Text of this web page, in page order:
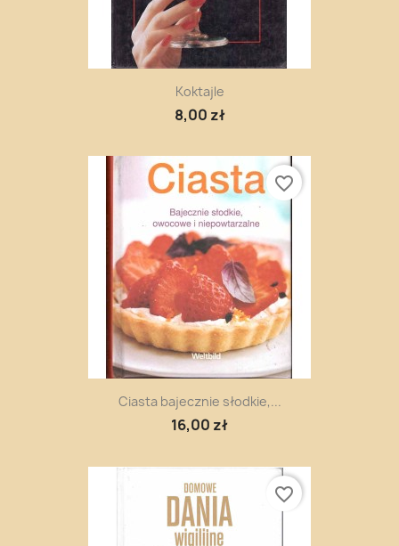
Koktajle
8,00 zł
Ciasta bajecznie słodkie,...
16,00 zł
favorite_border
favorite_border